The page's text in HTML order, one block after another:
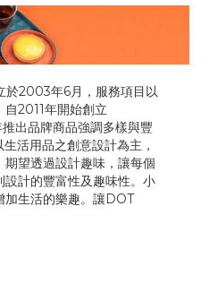
2003年6月，服務項目以
2011年開始創立
出品牌商品強調多樣與豐
活用品之創意設計為主，
望透過設計趣味，讓每個
計的豐富性及趣味性。小
加生活的樂趣。讓DOT